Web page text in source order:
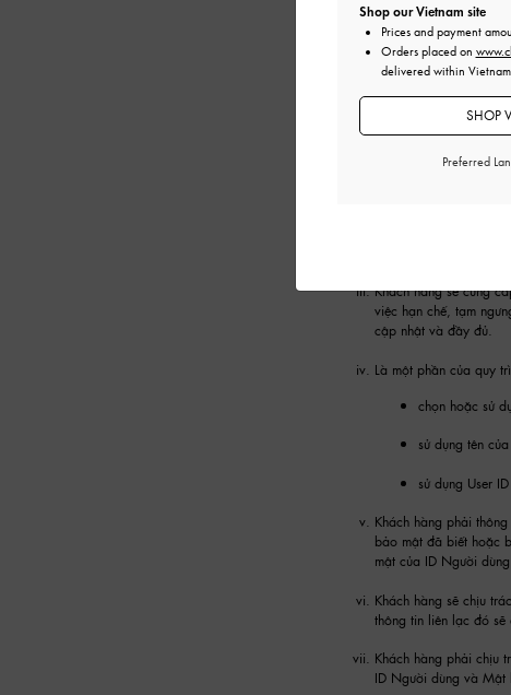
5. MẬT KHẨU & TÀI
Chúng tôi có thể yêu
hoặc truy cập các
Khách hàng đồng ý
chia sẻ hoặc
Khách hàng sẽ cung
việc hạn chế, tạm
cập nhật và đầy đủ.
Là một phần của quy
chọn hoặc sử
sử dụng tên
sử dụng User
Khách hàng phải
bảo mật đã biết hoặc
mật của ID Người
Khách hàng sẽ chịu
thông tin liên lạc đó
Khách hàng phải chịu
ID Người dùng và Mật
Shop our Vietnam site
Prices and payment
Orders placed on
delivered within Vietnam.
SHOP
Preferred